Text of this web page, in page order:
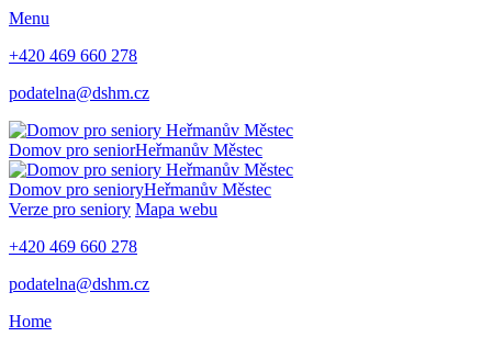
Menu
+420 469 660 278
podatelna@dshm.cz
Domov pro seniorHeřmanův Městec
Domov pro senioryHeřmanův Městec
Verze pro seniory Mapa webu
+420 469 660 278
podatelna@dshm.cz
Home